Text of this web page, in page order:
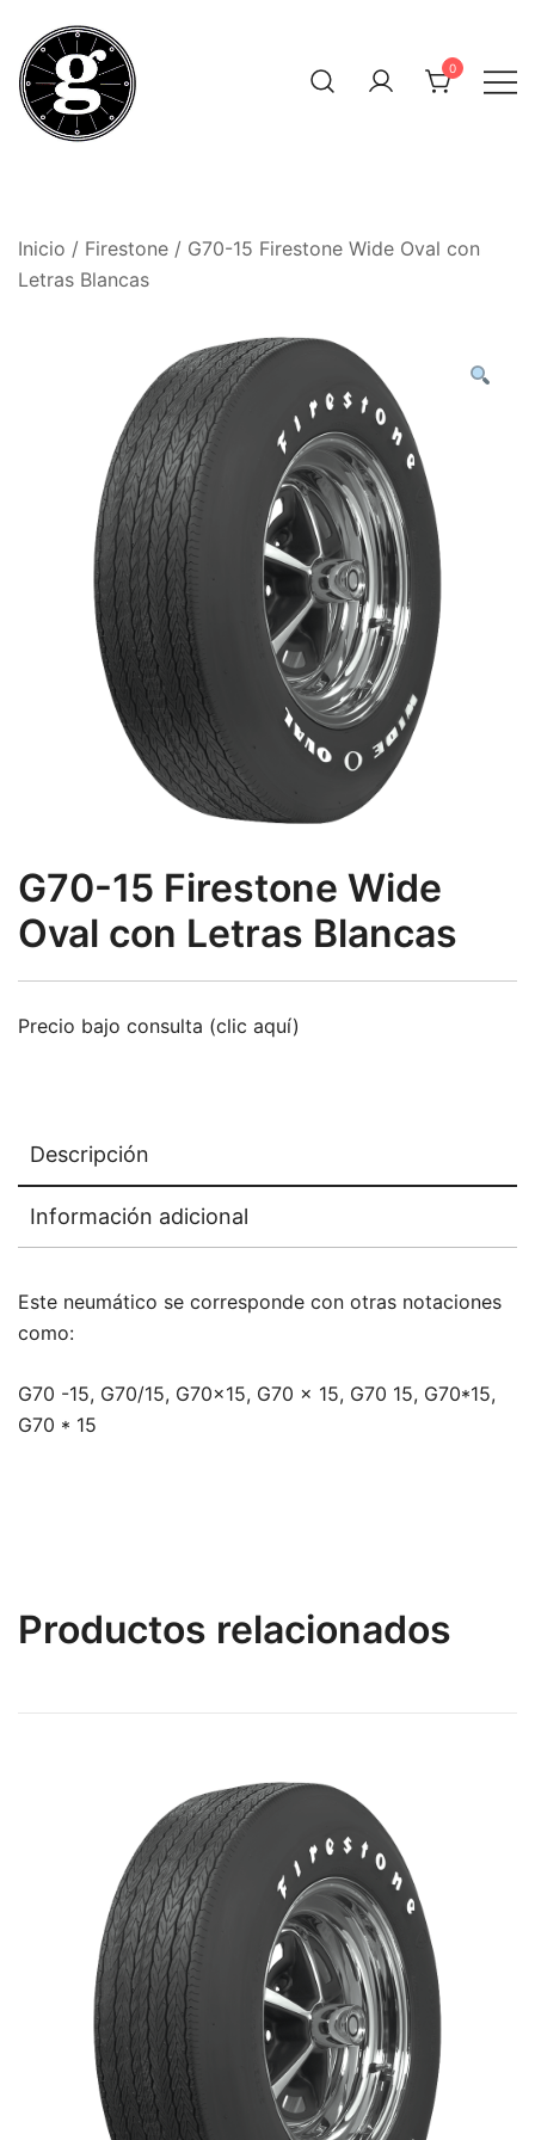
contenido
0
Inicio / Firestone / G70-15 Firestone Wide Oval con
Letras Blancas
G70-15 Firestone Wide
Oval con Letras Blancas
Precio bajo consulta (clic aquí)
Descripción
Información adicional
Este neumático se corresponde con otras notaciones
como:
G70 -15, G70/15, G70x15, G70 x 15, G70 15, G70*15,
G70 * 15
Productos relacionados